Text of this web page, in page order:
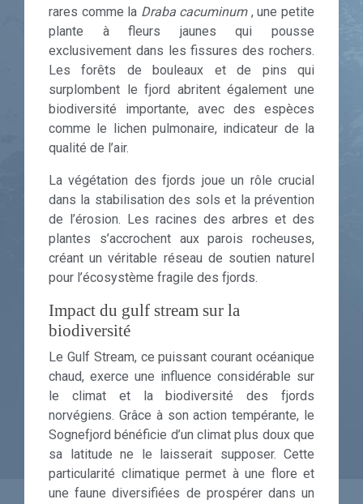
rares comme la Draba cacuminum , une petite
plante à fleurs jaunes qui pousse
exclusivement dans les fissures des rochers.
Les forêts de bouleaux et de pins qui
surplombent le fjord abritent également une
biodiversité importante, avec des espèces
comme le lichen pulmonaire, indicateur de la
qualité de l’air.
La végétation des fjords joue un rôle crucial
dans la stabilisation des sols et la prévention
de l’érosion. Les racines des arbres et des
plantes s’accrochent aux parois rocheuses,
créant un véritable réseau de soutien naturel
pour l’écosystème fragile des fjords.
Impact du gulf stream sur la
biodiversité
Le Gulf Stream, ce puissant courant océanique
chaud, exerce une influence considérable sur
le climat et la biodiversité des fjords
norvégiens. Grâce à son action tempérante, le
Sognefjord bénéficie d’un climat plus doux que
sa latitude ne le laisserait supposer. Cette
particularité climatique permet à une flore et
une faune diversifiées de prospérer dans un